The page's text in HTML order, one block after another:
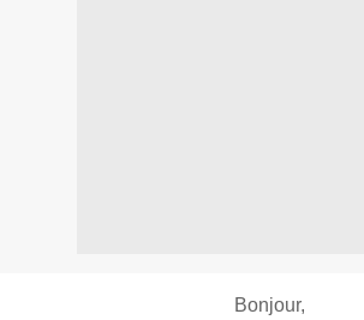
Bonjour,